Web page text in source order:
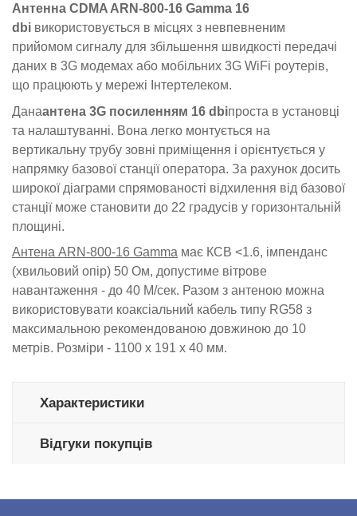
Антенна CDMA ARN-800-16 Gamma 16
dbi використовується в місцях з невпевненим
прийомом сигналу для збільшення швидкості передачі
даних в 3G модемах або мобільних 3G WiFi роутерів,
що працюють у мережі Інтертелеком.
Данаантена 3G посиленням 16 dbiпроста в установці
та налаштуванні. Вона легко монтується на
вертикальну трубу зовні приміщення і орієнтується у
напрямку базової станції оператора. За рахунок досить
широкої діаграми спрямованості відхилення від базової
станції може становити до 22 градусів у горизонтальній
площині.
Антена ARN-800-16 Gamma має КСВ <1.6, імпенданс
(хвильовий опір) 50 Ом, допустиме вітрове
навантаження - до 40 М/сек. Разом з антеною можна
використовувати коаксіальний кабель типу RG58 з
максимальною рекомендованою довжиною до 10
метрів. Розміри - 1100 х 191 х 40 мм.
Характеристики
Відгуки покупців